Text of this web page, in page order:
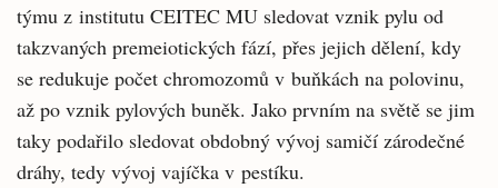
týmu z institutu CEITEC MU sledovat vznik pylu od
takzvaných premeiotických fází, přes jejich dělení, kdy
se redukuje počet chromozomů v buňkách na polovinu,
až po vznik pylových buněk. Jako prvním na světě se jim
taky podařilo sledovat obdobný vývoj samičí zárodečné
dráhy, tedy vývoj vajíčka v pestíku.